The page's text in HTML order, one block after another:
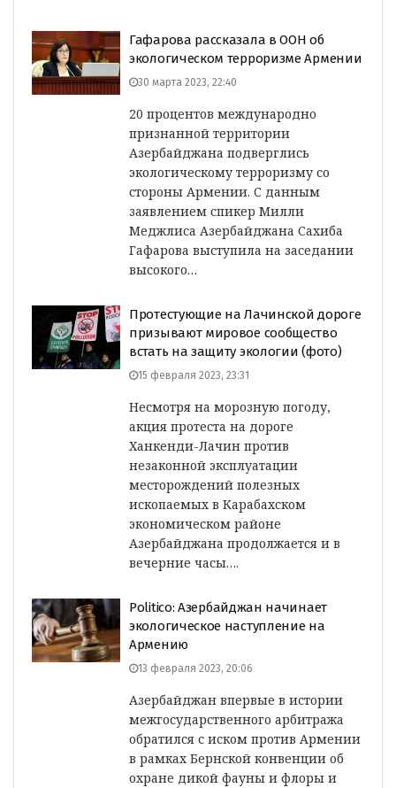
Гафарова рассказала в ООН об
экологическом терроризме Армении
30 марта 2023, 22:40
20 процентов международно
признанной территории
Азербайджана подверглись
экологическому терроризму со
стороны Армении. С данным
заявлением спикер Милли
Меджлиса Азербайджана Сахиба
Гафарова выступила на заседании
высокого…
Протестующие на Лачинской дороге
призывают мировое сообщество
встать на защиту экологии (фото)
15 февраля 2023, 23:31
Несмотря на морозную погоду,
акция протеста на дороге
Ханкенди-Лачин против
незаконной эксплуатации
месторождений полезных
ископаемых в Карабахском
экономическом районе
Азербайджана продолжается и в
вечерние часы….
Politico: Азербайджан начинает
экологическое наступление на
Армению
13 февраля 2023, 20:06
Азербайджан впервые в истории
межгосударственного арбитража
обратился с иском против Армении
в рамках Бернской конвенции об
охране дикой фауны и флоры и